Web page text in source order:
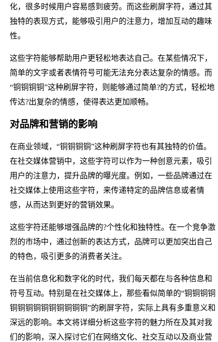
化，很多时候用户容易感到疲劳。而这些刷屏字符，通过其
独特的表现方式，能够吸引用户的注意力，增加互动的趣味
性。
这些字符能够帮助用户更轻松地表达自己。在某些情况下，
简单的文字或者表情符号可能无法充分表达复杂的情感。而
“铜铜铜铜”这种刷屏字符，则能够通过简单?的方式，轻松地
传达?出复杂的情感，使得表达更加顺畅。
对品牌和营销的影响
在商业领域，“铜铜铜铜”这种刷屏字符也有其独特的价值。
在社交媒体营销中，这些字符可以作为一种创意元素，吸引
用户的注意力，提升品牌的曝光度。例如，一些品牌通过在
社交媒体上使用这些字符，来传递特定的品牌信息或者情
感，从而达到更好的营销效果。
这些字符还能够增强品牌的?个性化和独特性。在一个竞争激
烈的市场中，通过创新的表达方式，品牌可以更加突出自己
的特色，吸引更多的消费者关注。
在当前信息化和数字化的时代，我们每天都在与各种信息和
符号互动。特别是在社交媒体上，那些看似简单的“铜铜铜铜
铜铜铜铜铜铜铜铜铜铜”的刷屏字符，实际上具有多重意义和
深远的影响。本文将详细分析这些字符的魅力所在及其对我
们的影响，深入探讨它们在网络文化、社交互动以及商业营